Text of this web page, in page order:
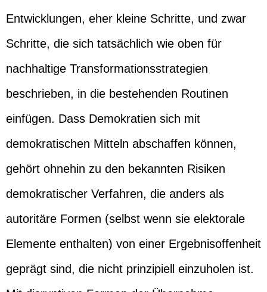
Entwicklungen, eher kleine Schritte, und zwar
Schritte, die sich tatsächlich wie oben für
nachhaltige Transformationsstrategien
beschrieben, in die bestehenden Routinen
einfügen. Dass Demokratien sich mit
demokratischen Mitteln abschaffen können,
gehört ohnehin zu den bekannten Risiken
demokratischer Verfahren, die anders als
autoritäre Formen (selbst wenn sie elektorale
Elemente enthalten) von einer Ergebnisoffenheit
geprägt sind, die nicht prinzipiell einzuholen ist.